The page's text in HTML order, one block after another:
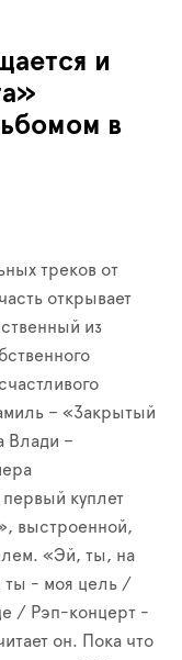
и
в
треков от
открывает
из
– «Закрытый
Влади –
куплет
выстроенной,
«Эй, ты, на
ты - моя цель /
/ Рэп-концерт -
он. Пока что